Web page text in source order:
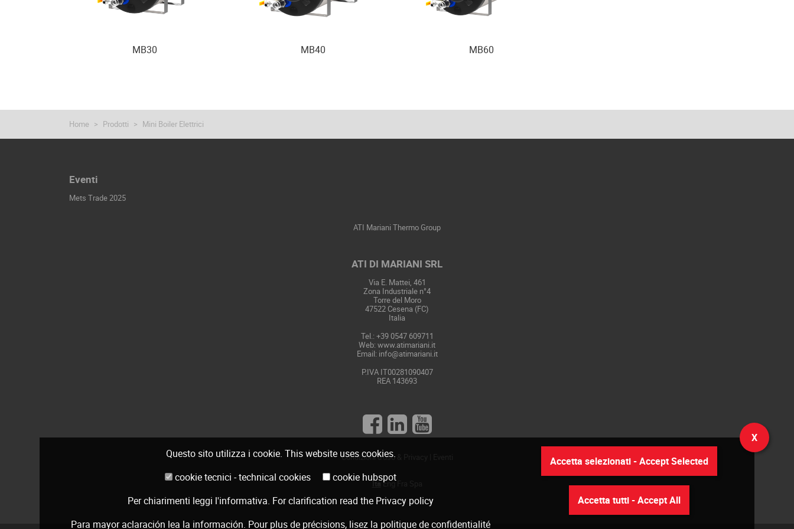
Questo sito utilizza i cookie. This website uses cookies.
cookie tecnici - technical cookies
cookie hubspot
Per chiarimenti leggi l'informativa. For clarification read the Privacy policy
Para mayor aclaración lea la información. Pour plus de précisions, lisez la politique de confidentialité
Accetta selezionati - Accept Selected
Accetta tutti - Accept All
X
MB30 MB40 MB60
Home Prodotti Mini Boiler Elettrici
Eventi
Mets Trade 2025
ATI Mariani Thermo Group
ATI DI MARIANI SRL
Via E. Mattei, 461
Zona Industriale n°4
Torre del Moro
47522 Cesena (FC)
Italia
Tel.: +39 0547 609711
Web: www.atimariani.it
Email: info@atimariani.it
P.IVA IT00281090407
REA 143693
Condizioni d'uso & Privacy
ItaEng